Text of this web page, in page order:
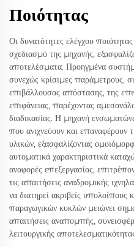
Ποιότητας
Οι δυνατότητες ελέγχου
σχεδιασμό της μηχανής,
αποτελέσματα. Προηγμένα
συνεχώς κρίσιμες παράμετρους,
επιβάλλουσας απόστασης, της
επιφάνειας, παρέχοντας
διαδικασίας. Η μηχανή
που ανιχνεύουν και επαναφέρουν
υλικών, εξασφαλίζοντας
αυτοματικά χαρακτηριστικά
αναφορές επεξεργασίας,
τις απαιτήσεις αναδρομικής
να διατηρεί ακριβείς υπολοίπους
παραγωγικών κυκλών μειώνει
απαιτήσεις αναπομπής,
λειτουργικής